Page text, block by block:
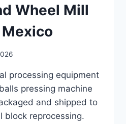
Wheel Mill
processing equipment
pressing machine
and shipped to
block reprocessing.